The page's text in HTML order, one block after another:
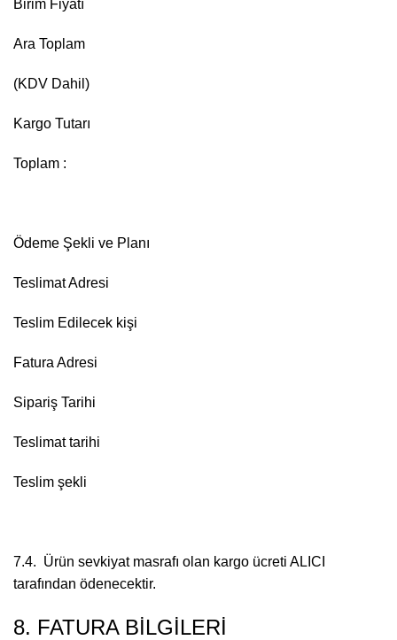
Birim Fiyatı
Ara Toplam
(KDV Dahil)
Kargo Tutarı
Toplam :
Ödeme Şekli ve Planı
Teslimat Adresi
Teslim Edilecek kişi
Fatura Adresi
Sipariş Tarihi
Teslimat tarihi
Teslim şekli
7.4. Ürün sevkiyat masrafı olan kargo ücreti ALICI
tarafından ödenecektir.
8. FATURA BİLGİLERİ